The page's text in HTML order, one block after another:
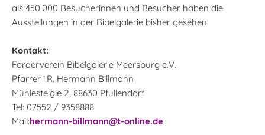
als 450.000 Besucherinnen und Besucher haben die
Ausstellungen in der Bibelgalerie bisher gesehen.
Kontakt:
Förderverein Bibelgalerie Meersburg e.V.
Pfarrer i.R. Hermann Billmann
Mühlesteigle 2, 88630 Pfullendorf
Tel: 07552 / 9358888
Mail:hermann-billmann@t-online.de